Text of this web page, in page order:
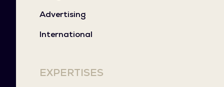
Advertising
International
EXPERTISES